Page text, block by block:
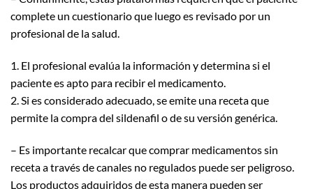
complete un cuestionario que luego es revisado por un
profesional de la salud.
1. El profesional evalúa la información y determina si el
paciente es apto para recibir el medicamento.
2. Si es considerado adecuado, se emite una receta que
permite la compra del sildenafil o de su versión genérica.
– Es importante recalcar que comprar medicamentos sin
receta a través de canales no regulados puede ser peligroso.
Los productos adquiridos de esta manera pueden ser